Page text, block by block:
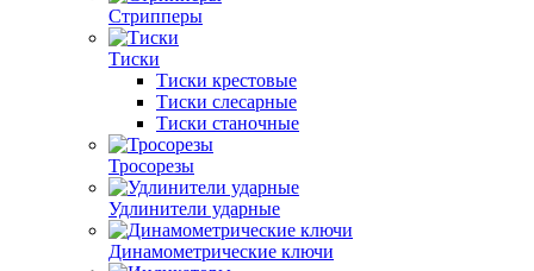
Стрипперы
Тиски
Тиски крестовые
Тиски слесарные
Тиски станочные
Тросорезы
Удлинители ударные
Динамометрические ключи